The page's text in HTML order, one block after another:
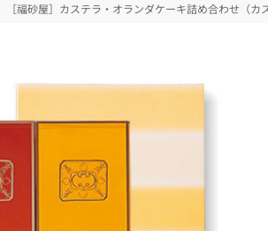
［福砂屋］カステラ・オランダケーキ詰め合わせ（